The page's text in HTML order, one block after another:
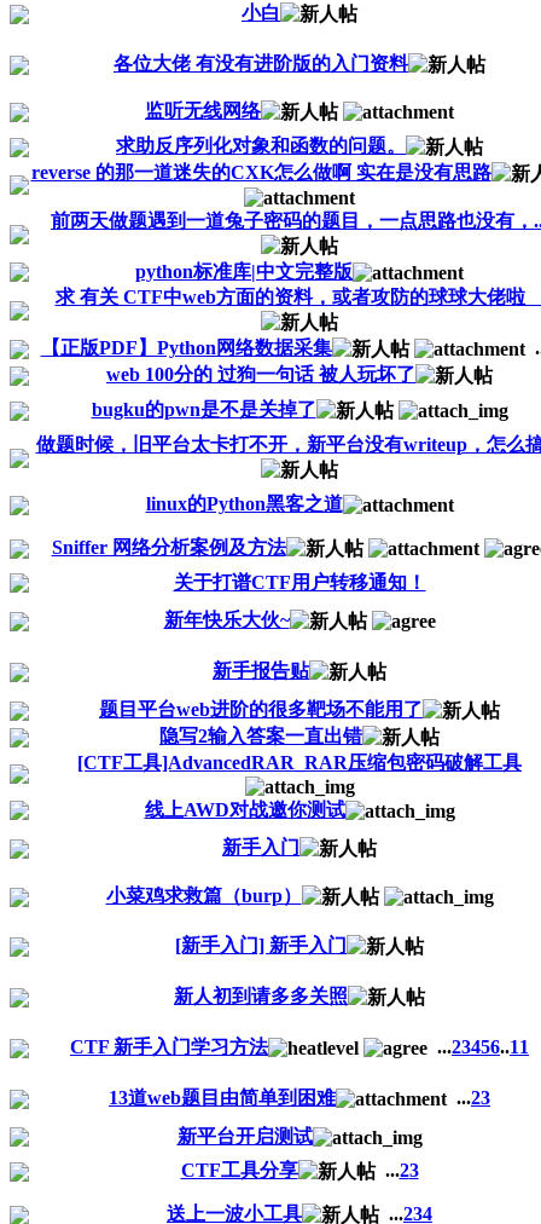
小白
各位大佬 有没有进阶版的入门资料
监听无线网络
求助反序列化对象和函数的问题。
reverse 的那一道迷失的CXK怎么做啊 实在是没有思路
前两天做题遇到一道兔子密码的题目，一点思路也没有，
python标准库|中文完整版
求 有关 CTF中web方面的资料，或者攻防的球球大佬
【正版PDF】Python网络数据采集
web 100分的 过狗一句话 被人玩坏了
bugku的pwn是不是关掉了
做题时候，旧平台太卡打不开，新平台没有writeup，怎么
linux的Python黑客之道
Sniffer 网络分析案例及方法
关于打谱CTF用户转移通知！
新年快乐大伙~
新手报告贴
题目平台web进阶的很多靶场不能用了
隐写2输入答案一直出错
[CTF工具]AdvancedRAR_RAR压缩包密码破解工具
线上AWD对战邀你测试
新手入门
小菜鸡求救篇（burp）
[新手入门] 新手入门
新人初到请多多关照
CTF 新手入门学习方法 ...23456..11
13道web题目由简单到困难 ...23
新平台开启测试
CTF工具分享
...23
送上一波小工具 ...234